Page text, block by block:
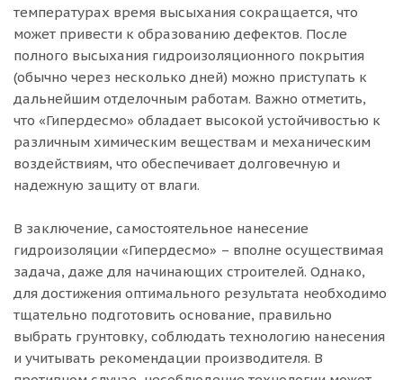
температурах время высыхания сокращается, что
может привести к образованию дефектов. После
полного высыхания гидроизоляционного покрытия
(обычно через несколько дней) можно приступать к
дальнейшим отделочным работам. Важно отметить,
что «Гипердесмо» обладает высокой устойчивостью к
различным химическим веществам и механическим
воздействиям, что обеспечивает долговечную и
надежную защиту от влаги.
В заключение, самостоятельное нанесение
гидроизоляции «Гипердесмо» – вполне осуществимая
задача, даже для начинающих строителей. Однако,
для достижения оптимального результата необходимо
тщательно подготовить основание, правильно
выбрать грунтовку, соблюдать технологию нанесения
и учитывать рекомендации производителя. В